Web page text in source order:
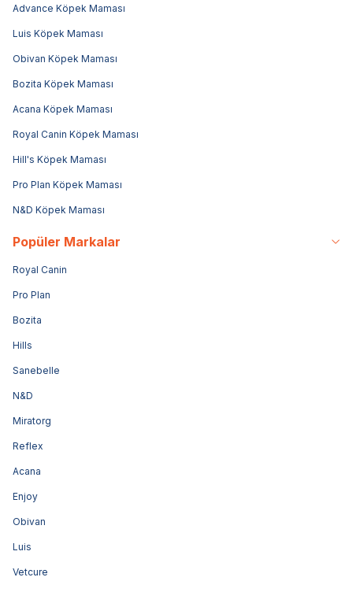
Advance Köpek Maması
Luis Köpek Maması
Obivan Köpek Maması
Bozita Köpek Maması
Acana Köpek Maması
Royal Canin Köpek Maması
Hill's Köpek Maması
Pro Plan Köpek Maması
N&D Köpek Maması
Popüler Markalar
Royal Canin
Pro Plan
Bozita
Hills
Sanebelle
N&D
Miratorg
Reflex
Acana
Enjoy
Obivan
Luis
Vetcure